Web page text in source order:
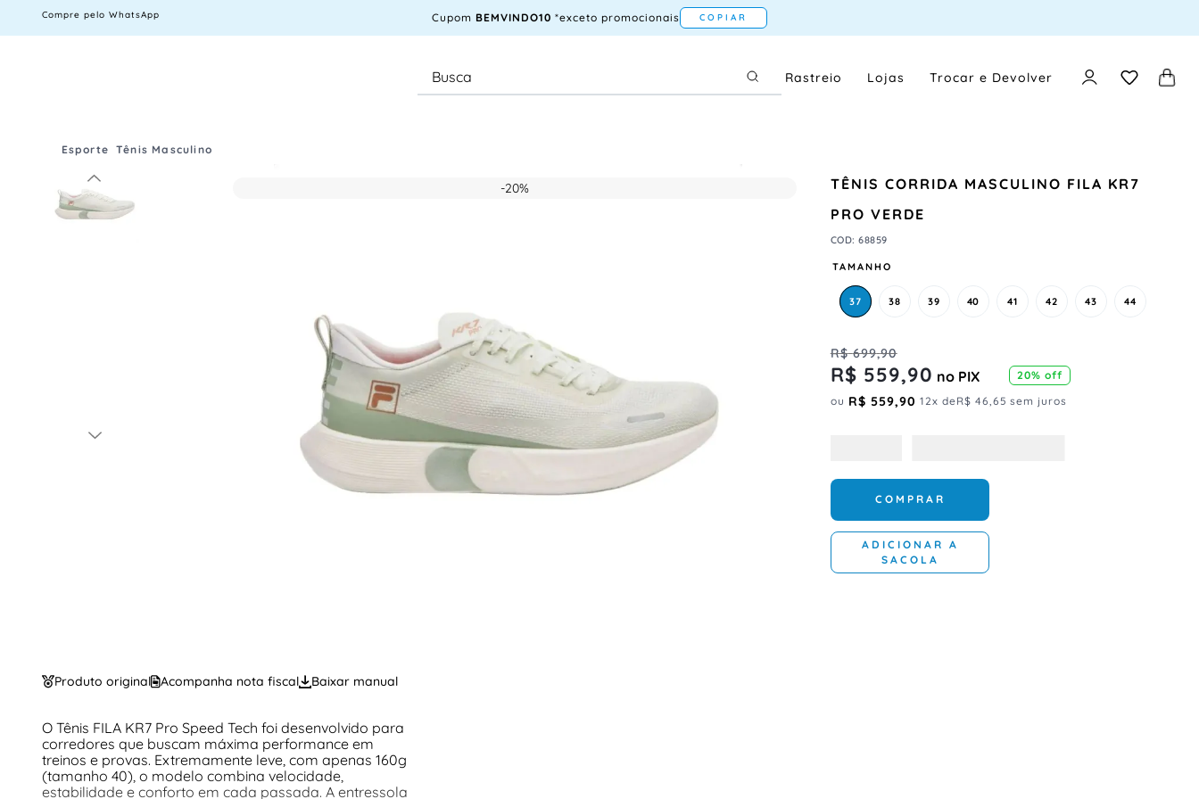
Compre pelo WhatsApp Cupom BEMVINDO10 *exceto promocionais COPIAR
Rastreio Lojas Trocar e Devolver
Esporte Tênis Masculino
-20%
TÊNIS CORRIDA MASCULINO FILA KR7
PRO VERDE
COD:68859
TAMANHO
37 38 39 40 41 42 43 44
R$ 699,90
R$ 559,90 no PIX 20% off
ou R$ 559,90 12x deR$ 46,65 sem juros
COMPRAR
ADICIONAR A
SACOLA
Produto original Acompanha nota fiscal Baixar manual
O Tênis FILA KR7 Pro Speed Tech foi desenvolvido para
corredores que buscam máxima performance em
treinos e provas. Extremamente leve, com apenas 160g
(tamanho 40), o modelo combina velocidade,
estabilidade e conforto em cada passada. A entressola